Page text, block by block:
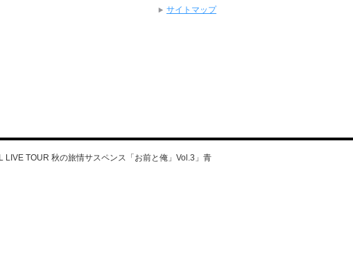
TOUR 秋の旅情サスペンス「お前と俺」Vol.3」青
サイトマップ